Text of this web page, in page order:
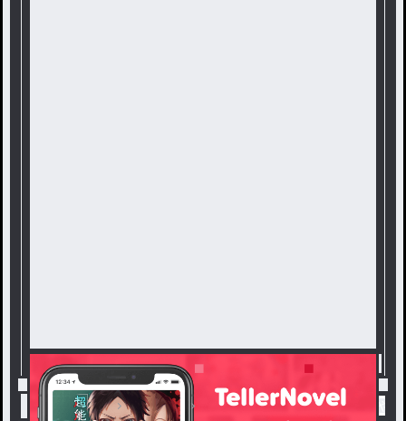
トップ ななみ らら＆ななみ＆ゆうな＆（さや